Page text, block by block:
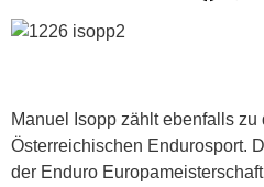
Manuel Isopp zählt ebenfalls zu
Österreichischen Endurosport.
der Enduro